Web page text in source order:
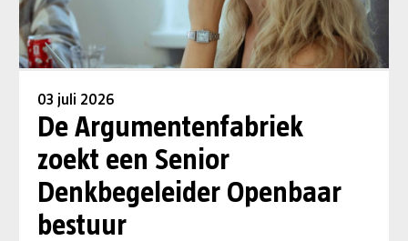
03 juli 2026
De Argumentenfabriek
zoekt een Senior
Denkbegeleider Openbaar
bestuur